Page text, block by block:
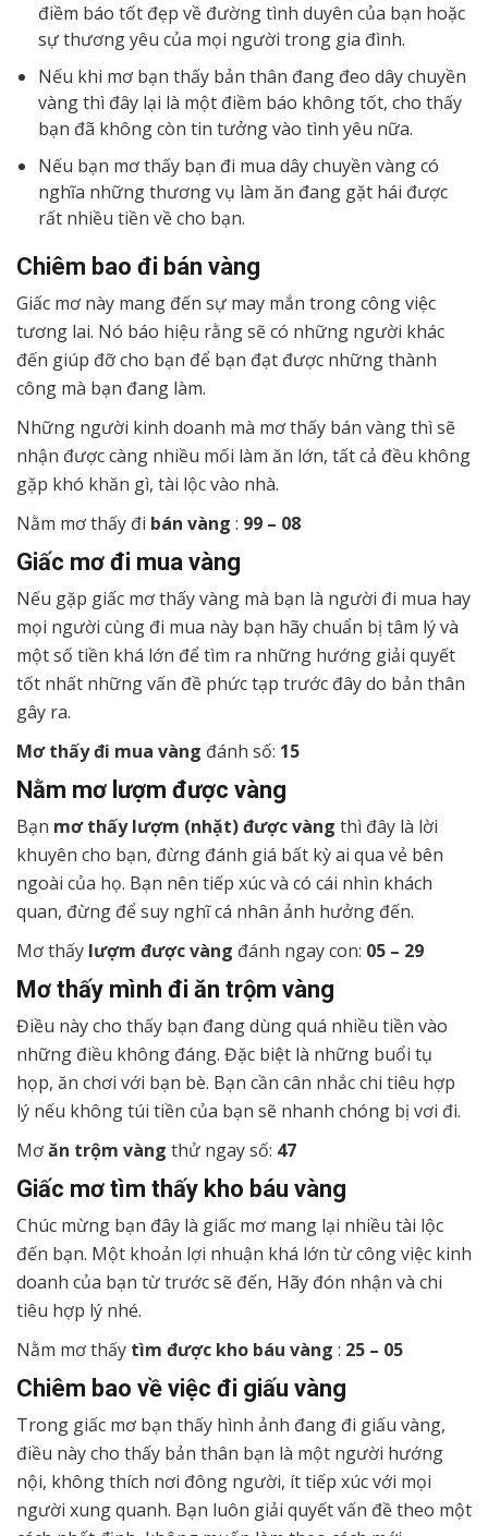
điềm báo tốt đẹp về đường tình duyên của bạn hoặc
sự thương yêu của mọi người trong gia đình.
Nếu khi mơ bạn thấy bản thân đang đeo dây chuyền
vàng thì đây lại là một điềm báo không tốt, cho thấy
bạn đã không còn tin tưởng vào tình yêu nữa.
Nếu bạn mơ thấy bạn đi mua dây chuyền vàng có
nghĩa những thương vụ làm ăn đang gặt hái được
rất nhiều tiền về cho bạn.
Chiêm bao đi bán vàng
Giấc mơ này mang đến sự may mắn trong công việc
tương lai. Nó báo hiệu rằng sẽ có những người khác
đến giúp đỡ cho bạn để bạn đạt được những thành
công mà bạn đang làm.
Những người kinh doanh mà mơ thấy bán vàng thì sẽ
nhận được càng nhiều mối làm ăn lớn, tất cả đều không
gặp khó khăn gì, tài lộc vào nhà.
Nằm mơ thấy đi bán vàng : 99 – 08
Giấc mơ đi mua vàng
Nếu gặp giấc mơ thấy vàng mà bạn là người đi mua hay
mọi người cùng đi mua này bạn hãy chuẩn bị tâm lý và
một số tiền khá lớn để tìm ra những hướng giải quyết
tốt nhất những vấn đề phức tạp trước đây do bản thân
gây ra.
Mơ thấy đi mua vàng đánh số: 15
Nằm mơ lượm được vàng
Bạn mơ thấy lượm (nhặt) được vàng thì đây là lời
khuyên cho bạn, đừng đánh giá bất kỳ ai qua vẻ bên
ngoài của họ. Bạn nên tiếp xúc và có cái nhìn khách
quan, đừng để suy nghĩ cá nhân ảnh hưởng đến.
Mơ thấy lượm được vàng đánh ngay con: 05 – 29
Mơ thấy mình đi ăn trộm vàng
Điều này cho thấy bạn đang dùng quá nhiều tiền vào
những điều không đáng. Đặc biệt là những buổi tụ
họp, ăn chơi với bạn bè. Bạn cần cân nhắc chi tiêu hợp
lý nếu không túi tiền của bạn sẽ nhanh chóng bị vơi đi.
Mơăn trộm vàng thử ngay số: 47
Giấc mơ tìm thấy kho báu vàng
Chúc mừng bạn đây là giấc mơ mang lại nhiều tài lộc
đến bạn. Một khoản lợi nhuận khá lớn từ công việc kinh
doanh của bạn từ trước sẽ đến, Hãy đón nhận và chi
tiêu hợp lý nhé.
Nằm mơ thấy tìm được kho báu vàng : 25 – 05
Chiêm bao về việc đi giấu vàng
Trong giấc mơ bạn thấy hình ảnh đang đi giấu vàng,
điều này cho thấy bản thân bạn là một người hướng
nội, không thích nơi đông người, ít tiếp xúc với mọi
người xung quanh. Bạn luôn giải quyết vấn đề theo một